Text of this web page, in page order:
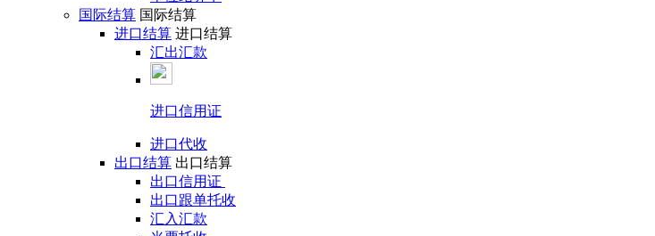
国际结算 国际结算
进口结算 进口结算
汇出汇款
进口信用证
进口代收
出口结算 出口结算
出口信用证
出口跟单托收
汇入汇款